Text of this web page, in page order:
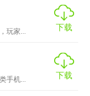
实的经营体验、
，让玩家能够充
玩家...
下载
手机...
下载